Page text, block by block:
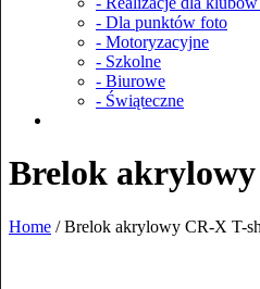
- Dla punktów foto
- Motoryzacyjne
- Szkolne
- Biurowe
- Świąteczne
Brelok
Home /Brelok akrylowy CR-X T-